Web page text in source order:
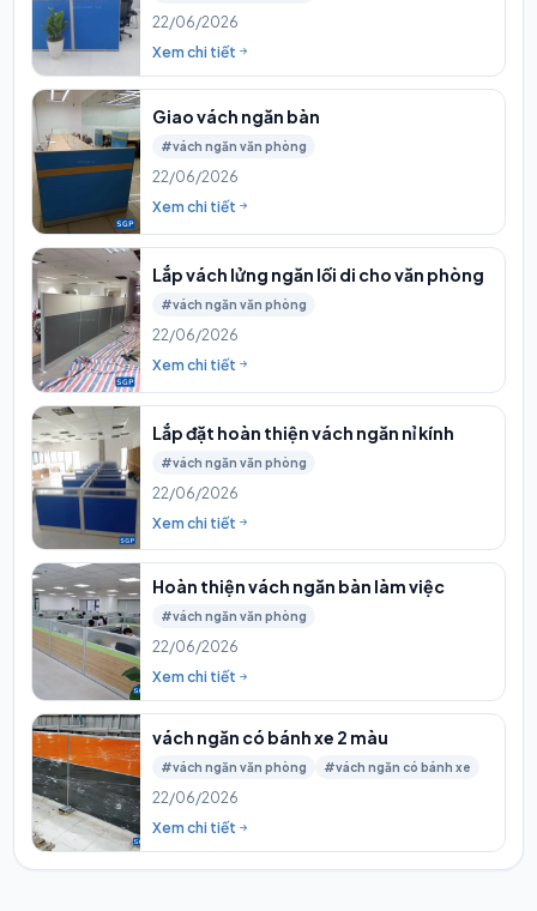
22/06/2026
Xem chi tiết
Giao vách ngăn bàn
#vách ngăn văn phòng
22/06/2026
Xem chi tiết
Lắp vách lửng ngăn lối di cho văn phòng
#vách ngăn văn phòng
22/06/2026
Xem chi tiết
Lắp đặt hoàn thiện vách ngăn nỉ kính
#vách ngăn văn phòng
22/06/2026
Xem chi tiết
Hoàn thiện vách ngăn bàn làm việc
#vách ngăn văn phòng
22/06/2026
Xem chi tiết
vách ngăn có bánh xe 2 màu
#vách ngăn văn phòng #vách ngăn có bánh xe
22/06/2026
Xem chi tiết